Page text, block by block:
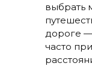
выбрать
дороге
часто